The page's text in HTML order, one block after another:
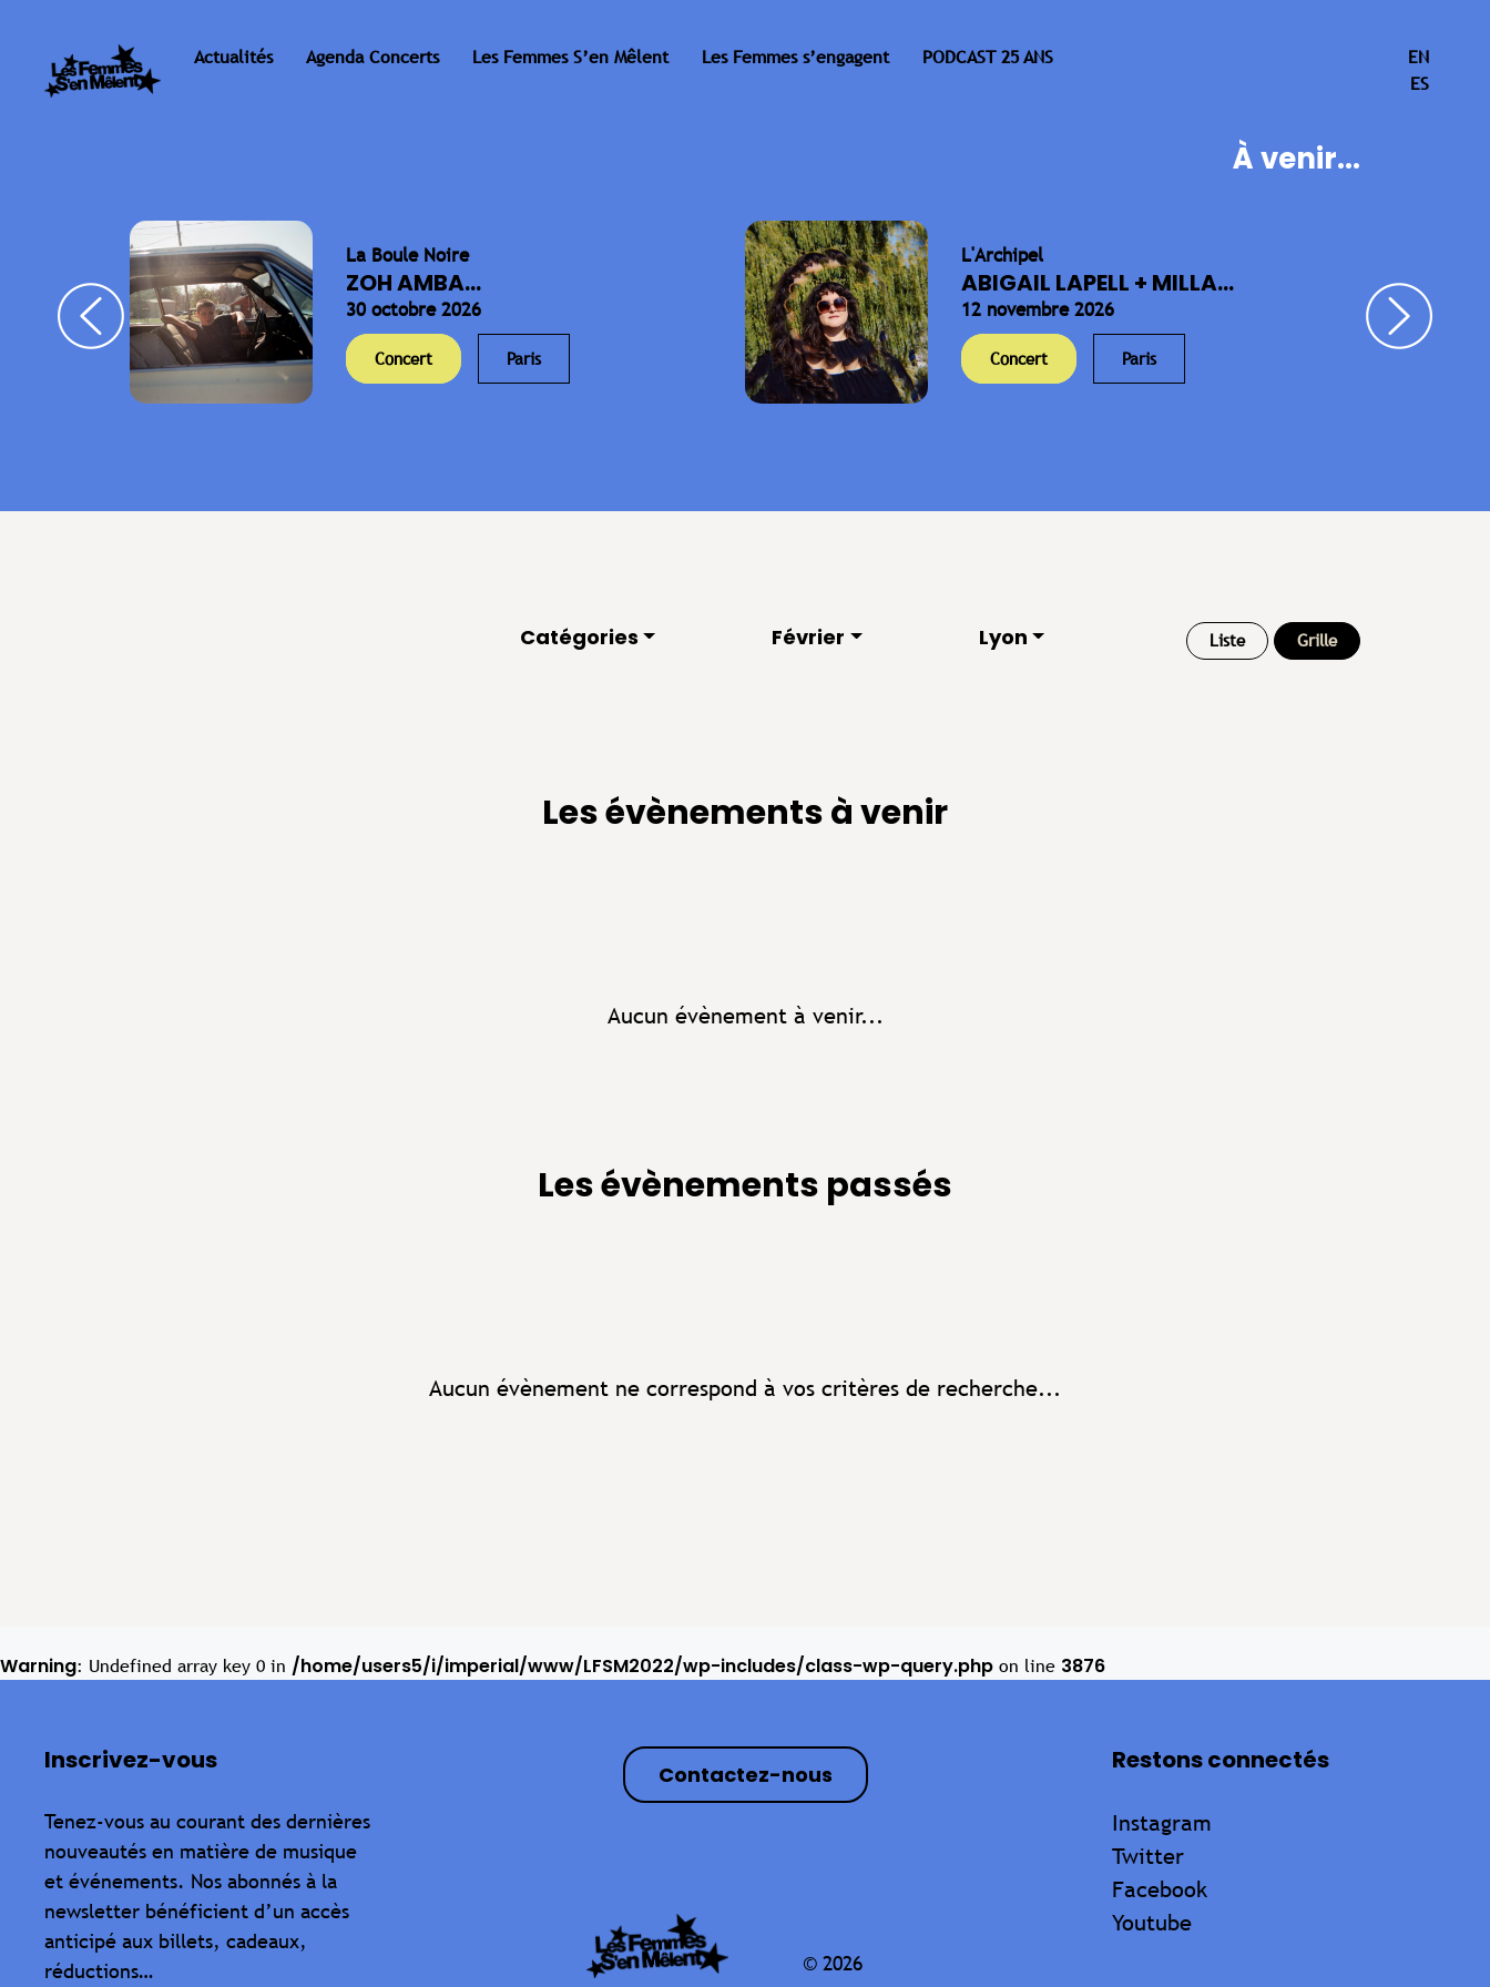
Actualités Agenda Concerts Les Femmes S’en Mêlent Les Femmes s’engagent PODCAST 25 ANS
EN
ES
À venir...
La Boule Noire
ZOH AMBA...
30 octobre 2026
Concert Paris
L'Archipel
ABIGAIL LAPELL + MILLA...
12 novembre 2026
Concert Paris
Catégories Février Lyon Liste Grille
Les évènements à venir
Aucun évènement à venir...
Les évènements passés
Aucun évènement ne correspond à vos critères de recherche...
Warning: Undefined array key 0 in /home/users5/i/imperial/www/LFSM2022/wp-includes/class-wp-query.php on line 3876
Inscrivez-vous
Tenez-vous au courant des dernières
nouveautés en matière de musique
et événements. Nos abonnés à la
newsletter bénéficient d’un accès
anticipé aux billets, cadeaux,
réductions…
Contactez-nous
© 2026
Restons connectés
Instagram
Twitter
Facebook
Youtube